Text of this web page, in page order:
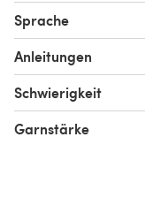
Sprache
Anleitungen
Schwierigkeit
Garnstärke